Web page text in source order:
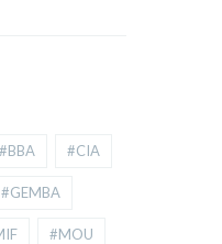
#BBA #CIA
#GEMBA
#MOU